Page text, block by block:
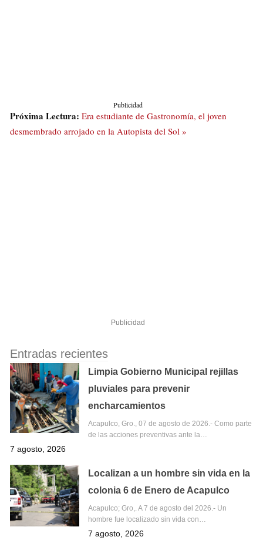
Publicidad
Próxima Lectura: Era estudiante de Gastronomía, el joven
desmembrado arrojado en la Autopista del Sol »
Publicidad
Entradas recientes
Limpia Gobierno Municipal rejillas
pluviales para prevenir
encharcamientos
Acapulco, Gro., 07 de agosto de 2026.- Como parte
de las acciones preventivas ante la…
7 agosto, 2026
Localizan a un hombre sin vida en la
colonia 6 de Enero de Acapulco
Acapulco; Gro,. A 7 de agosto del 2026.- Un
hombre fue localizado sin vida con…
7 agosto, 2026